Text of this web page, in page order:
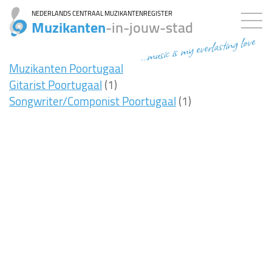
NEDERLANDS CENTRAAL MUZIKANTENREGISTER
Muzikanten-in-jouw-stad
...music is my everlasting love
Muzikanten Poortugaal
Gitarist Poortugaal(1)
Songwriter/Componist Poortugaal(1)